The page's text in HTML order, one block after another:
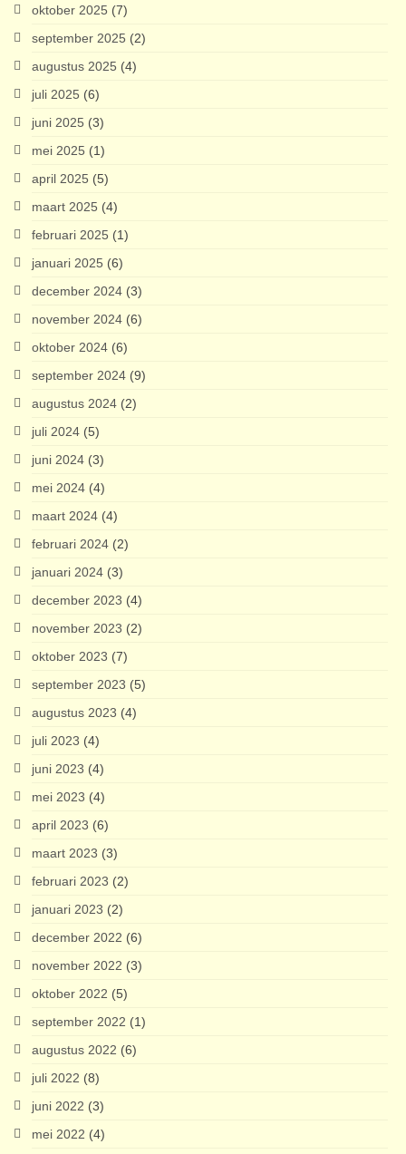
oktober 2025 (7)
september 2025 (2)
augustus 2025 (4)
juli 2025 (6)
juni 2025 (3)
mei 2025 (1)
april 2025 (5)
maart 2025 (4)
februari 2025 (1)
januari 2025 (6)
december 2024 (3)
november 2024 (6)
oktober 2024 (6)
september 2024 (9)
augustus 2024 (2)
juli 2024 (5)
juni 2024 (3)
mei 2024 (4)
maart 2024 (4)
februari 2024 (2)
januari 2024 (3)
december 2023 (4)
november 2023 (2)
oktober 2023 (7)
september 2023 (5)
augustus 2023 (4)
juli 2023 (4)
juni 2023 (4)
mei 2023 (4)
april 2023 (6)
maart 2023 (3)
februari 2023 (2)
januari 2023 (2)
december 2022 (6)
november 2022 (3)
oktober 2022 (5)
september 2022 (1)
augustus 2022 (6)
juli 2022 (8)
juni 2022 (3)
mei 2022 (4)